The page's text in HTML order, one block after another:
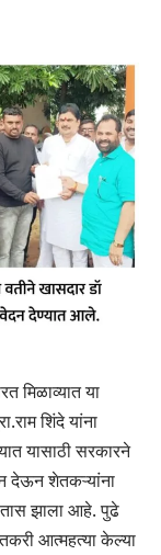
मिळाव्यात या
शिंदे यांना
यासाठी सरकारने
देऊन शेतकऱ्यांना
झाला आहे. पुढे
आत्महत्या केल्या